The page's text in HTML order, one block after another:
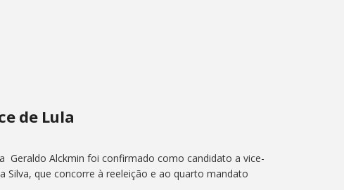
de Lula
Geraldo Alckmin foi confirmado como candidato a vice-
Silva, que concorre à reeleição e ao quarto mandato